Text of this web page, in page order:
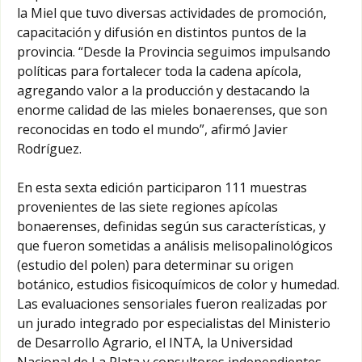
la Miel que tuvo diversas actividades de promoción,
capacitación y difusión en distintos puntos de la
provincia. “Desde la Provincia seguimos impulsando
políticas para fortalecer toda la cadena apícola,
agregando valor a la producción y destacando la
enorme calidad de las mieles bonaerenses, que son
reconocidas en todo el mundo”, afirmó Javier
Rodríguez.
En esta sexta edición participaron 111 muestras
provenientes de las siete regiones apícolas
bonaerenses, definidas según sus características, y
que fueron sometidas a análisis melisopalinológicos
(estudio del polen) para determinar su origen
botánico, estudios fisicoquímicos de color y humedad.
Las evaluaciones sensoriales fueron realizadas por
un jurado integrado por especialistas del Ministerio
de Desarrollo Agrario, el INTA, la Universidad